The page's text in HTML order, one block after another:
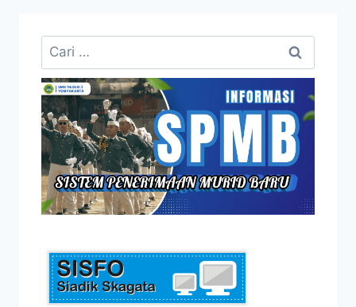
Cari
untuk: